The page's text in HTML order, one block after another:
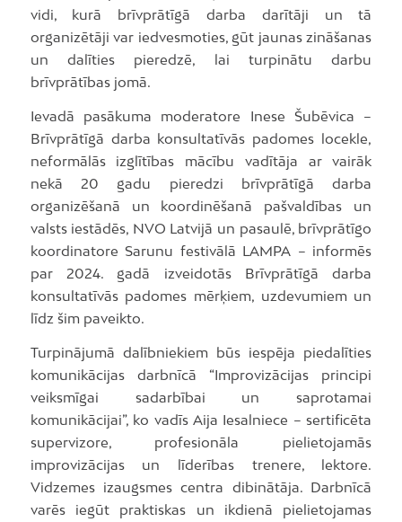
vidi, kurā brīvprātīgā darba darītāji un tā
organizētāji var iedvesmoties, gūt jaunas zināšanas
un dalīties pieredzē, lai turpinātu darbu
brīvprātības jomā.
Ievadā pasākuma moderatore Inese Šubēvica –
Brīvprātīgā darba konsultatīvās padomes locekle,
neformālās izglītības mācību vadītāja ar vairāk
nekā 20 gadu pieredzi brīvprātīgā darba
organizēšanā un koordinēšanā pašvaldības un
valsts iestādēs, NVO Latvijā un pasaulē, brīvprātīgo
koordinatore Sarunu festivālā LAMPA – informēs
par 2024. gadā izveidotās Brīvprātīgā darba
konsultatīvās padomes mērķiem, uzdevumiem un
līdz šim paveikto.
Turpinājumā dalībniekiem būs iespēja piedalīties
komunikācijas darbnīcā “Improvizācijas principi
veiksmīgai sadarbībai un saprotamai
komunikācijai”, ko vadīs Aija Iesalniece – sertificēta
supervizore, profesionāla pielietojamās
improvizācijas un līderības trenere, lektore.
Vidzemes izaugsmes centra dibinātāja. Darbnīcā
varēs iegūt praktiskas un ikdienā pielietojamas